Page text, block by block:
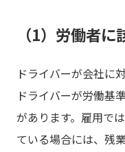
（1）労働者
ドライバーが会社に
ドライバーが労働基
があります。雇用で
ている場合には、残